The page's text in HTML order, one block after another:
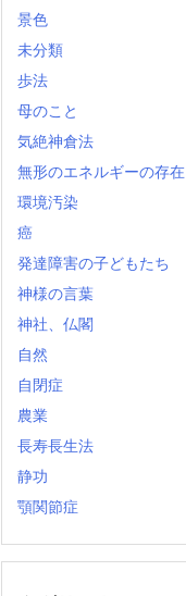
景色
未分類
歩法
母のこと
気絶神倉法
無形のエネルギーの存在
環境汚染
癌
発達障害の子どもたち
神様の言葉
神社、仏閣
自然
自閉症
農業
長寿長生法
静功
顎関節症